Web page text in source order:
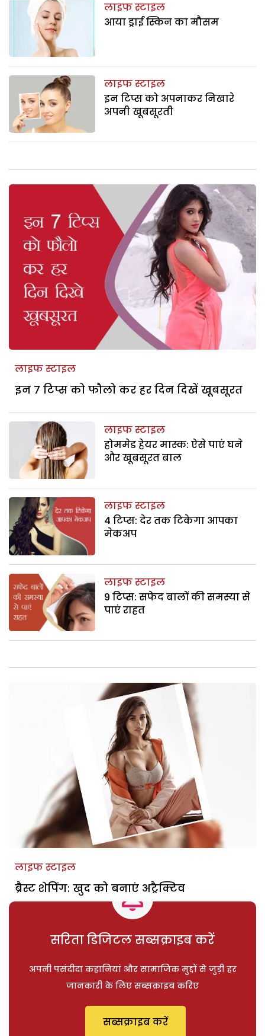
लाइफ स्टाइल
आया ड्राई स्किन का मौसम
लाइफ स्टाइल
इन टिप्स को अपनाकर निखारे
अपनी खूबसूरती
लाइफ स्टाइल
इन 7 टिप्स को फौलो कर हर दिन दिखें खूबसूरत
लाइफ स्टाइल
होममेड हेयर मास्क: ऐसे पाएं घने
और खूबसूरत बाल
लाइफ स्टाइल
4 टिप्स: देर तक टिकेगा आपका
मेकअप
लाइफ स्टाइल
9 टिप्स: सफेद बालों की समस्या से
पाएं राहत
लाइफ स्टाइल
ब्रैस्ट शेपिंग: खुद को बनाएं अट्रैक्टिव
सरिता डिजिटल सब्सक्राइब करें
अपनी पसंदीदा कहानियां और सामाजिक मुद्दों से जुड़ी हर
जानकारी के लिए सब्सक्राइब करिए
सब्सक्राइब करें